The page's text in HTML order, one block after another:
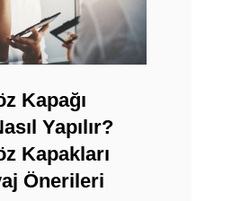
Kapağı
Yapılır?
Kapakları
Önerileri